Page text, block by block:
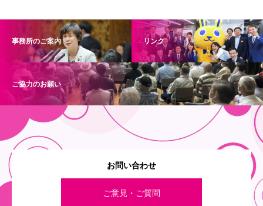
事務所のご案内 リンク
ご協力のお願い
お問い合わせ
ご意見・ご質問